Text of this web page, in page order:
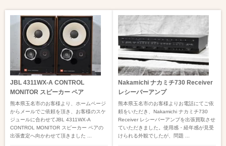
JBL 4311WX-A CONTROL
MONITOR スピーカー ペア
熊本県玉名市のお客様より、ホームページ
からメールでご依頼を頂き、お客様のスケ
ジュールに合わせてJBL 4311WX-A
CONTROL MONITOR スピーカー ペアの
出張査定へ向かわせて頂きました ...
Nakamichi ナカミチ730 Receiver
レシーバーアンプ
熊本県玉名市のお客様よりお電話にてご依
頼をいただき、Nakamichi ナカミチ730
Receiver レシーバーアンプを出張買取させ
ていただきました。使用感・経年感が見受
けられる外観でしたが、問題 ...